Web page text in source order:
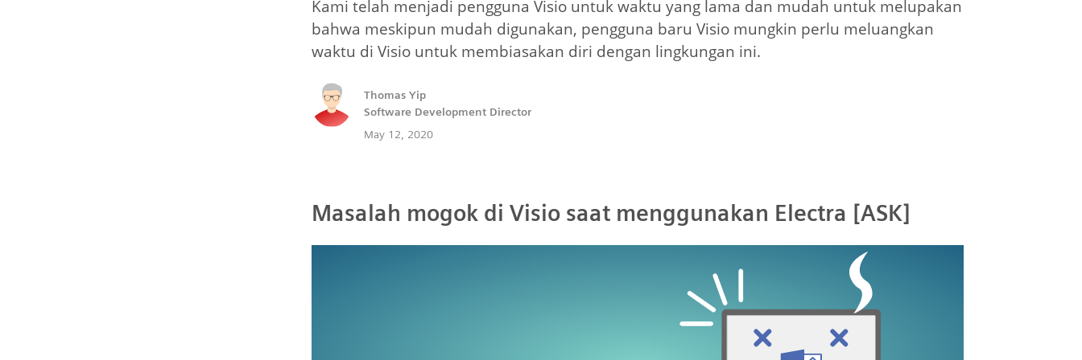
Kami telah menjadi pengguna Visio untuk waktu yang lama dan mudah untuk melupakan
bahwa meskipun mudah digunakan, pengguna baru Visio mungkin perlu meluangkan
waktu di Visio untuk membiasakan diri dengan lingkungan ini.
Thomas Yip
Software Development Director
May 12, 2020
Masalah mogok di Visio saat menggunakan Electra [ASK]